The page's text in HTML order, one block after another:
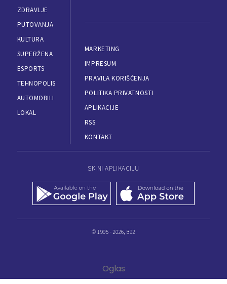
ZDRAVLJE
PUTOVANJA
KULTURA
SUPERŽENA
ESPORTS
TEHNOPOLIS
AUTOMOBILI
LOKAL
MARKETING
IMPRESUM
PRAVILA KORIŠĆENJA
POLITIKA PRIVATNOSTI
APLIKACIJE
RSS
KONTAKT
SKINI APLIKACIJU
© 1995 - 2026, B92